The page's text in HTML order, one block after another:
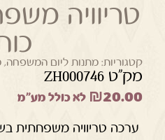
טריוויה
קטגוריות: מתנות ליום המשפחה,
מק"ט ZH000746
₪20.00 לא כולל מע"מ
ערכה טריוויה משפחתית